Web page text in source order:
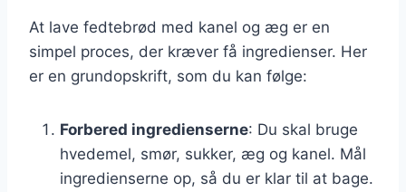
At lave fedtebrød med kanel og æg er en
simpel proces, der kræver få ingredienser. Her
er en grundopskrift, som du kan følge:
Forbered ingredienserne: Du skal bruge
hvedemel, smør, sukker, æg og kanel. Mål
ingredienserne op, så du er klar til at bage.